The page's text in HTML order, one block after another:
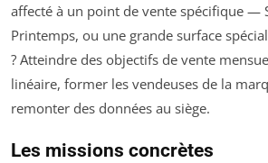
affecté à un point de vente spécifique —
Printemps, ou une grande surface
? Atteindre des objectifs de vente
linéaire, former les vendeuses de la
remonter des données au siège.
Les missions concrètes